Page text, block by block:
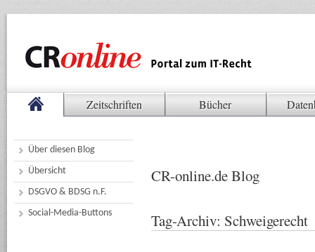
Zeitschriften Bücher
Über diesen Blog
Übersicht
DSGVO & BDSG n.F.
Social-Media-Buttons
CR-online.de Blog
Tag-Archiv: Schweigerecht